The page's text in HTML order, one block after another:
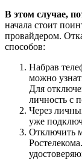
В этом случае,
начала стоит
провайдером.
способов:
Набрав
можно
Для
личность с
Через
уже
Отключить